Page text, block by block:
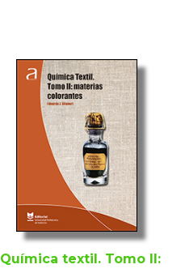
Química textil. Tomo II: